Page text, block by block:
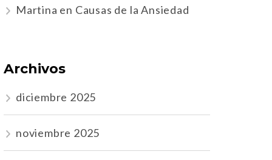
Martina en Causas de la Ansiedad
Archivos
diciembre 2025
noviembre 2025